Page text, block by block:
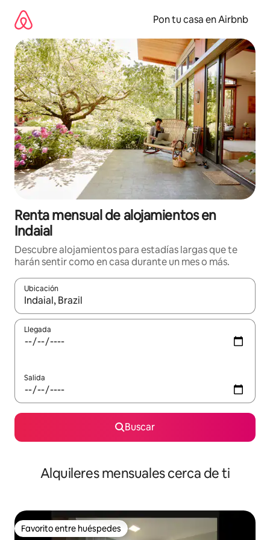
contenido
Pon tu casa en Airbnb
Renta mensual de alojamientos en
Indaial
Descubre alojamientos para estadías largas que te
harán sentir como en casa durante un mes o más.
Ubicación
Cuando los resultados estén disponibles, navega con las
Llegada
Salida
Buscar
Alquileres mensuales cerca de ti
Favorito entre huéspedes
Favorito entre huéspedes